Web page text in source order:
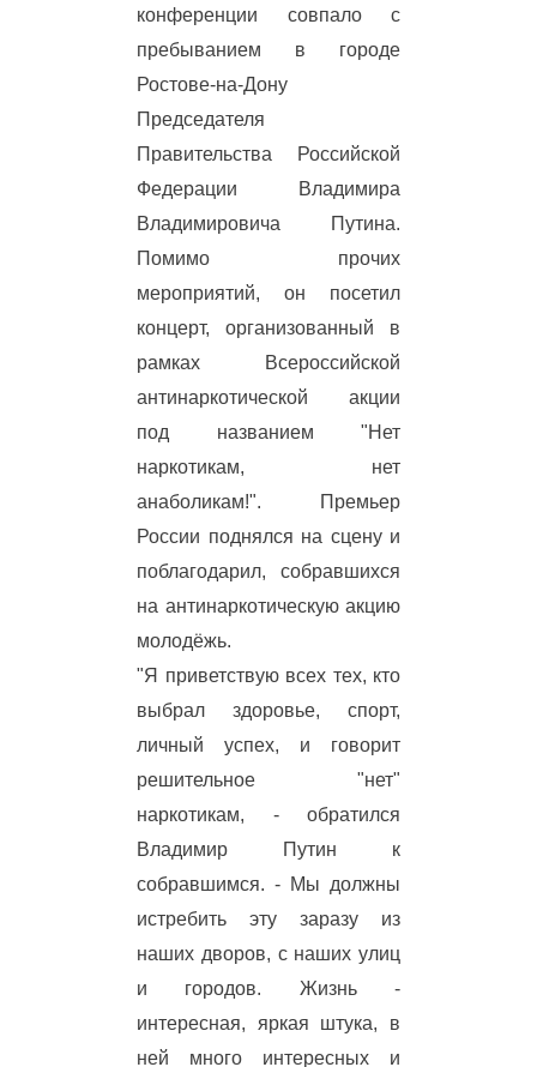
конференции совпало с
пребыванием в городе
Ростове-на-Дону
Председателя
Правительства Российской
Федерации Владимира
Владимировича Путина.
Помимо прочих
мероприятий, он посетил
концерт, организованный в
рамках Всероссийской
антинаркотической акции
под названием "Нет
наркотикам, нет
анаболикам!". Премьер
России поднялся на сцену и
поблагодарил, собравшихся
на антинаркотическую акцию
молодёжь.
"Я приветствую всех тех, кто
выбрал здоровье, спорт,
личный успех, и говорит
решительное "нет"
наркотикам, - обратился
Владимир Путин к
собравшимся. - Мы должны
истребить эту заразу из
наших дворов, с наших улиц
и городов. Жизнь -
интересная, яркая штука, в
ней много интересных и